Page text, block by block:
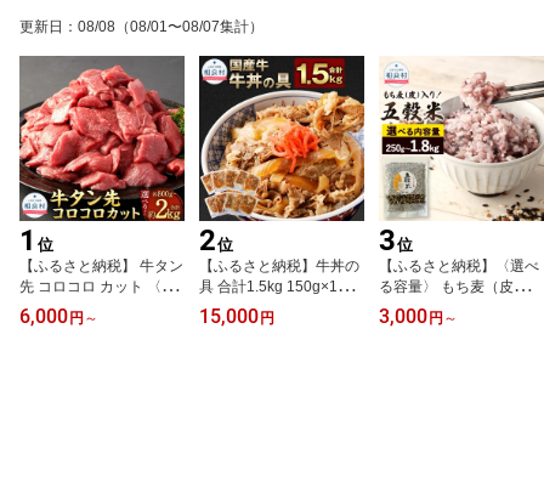
更新日 ： 08/08 （08/01〜08/07集計）
1 位
【ふるさと納税】 牛タン
先 コロコロ カット 〈選
べる容量〉 計約800g
（約400g×2P） 計約1.2k
6,000 円 ～
2位
【ふるさと納税】牛丼の
具 合計1.5kg 150g×10パ
ック 15000円 1万5000円
牛丼 ぎゅうどん 国産 牛
15,000 円
3位
【ふるさと納税】〈選べ
る容量〉 もち麦（皮）入
り！ 五穀米 250g 500g(2
50g×2パック) 1.8kg(450
3,000 円 ～